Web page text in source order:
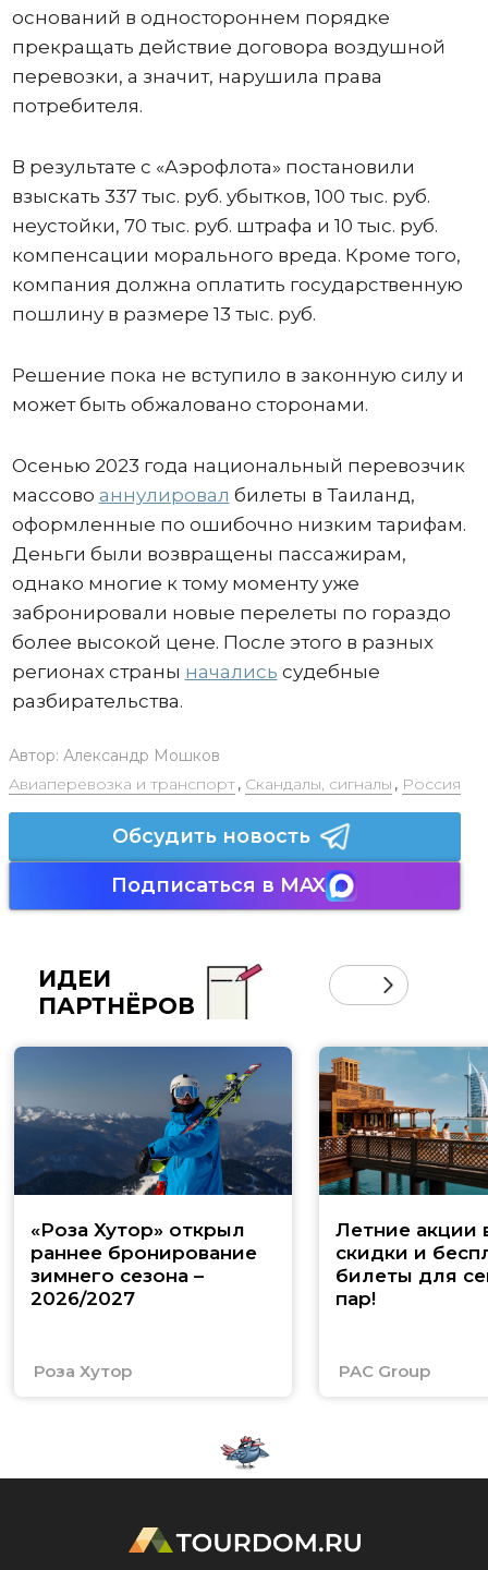
оснований в одностороннем порядке
прекращать действие договора воздушной
перевозки, а значит, нарушила права
потребителя.
В результате с «Аэрофлота» постановили
взыскать 337 тыс. руб. убытков, 100 тыс. руб.
неустойки, 70 тыс. руб. штрафа и 10 тыс. руб.
компенсации морального вреда. Кроме того,
компания должна оплатить государственную
пошлину в размере 13 тыс. руб.
Решение пока не вступило в законную силу и
может быть обжаловано сторонами.
Осенью 2023 года национальный перевозчик
массово аннулировал билеты в Таиланд,
оформленные по ошибочно низким тарифам.
Деньги были возвращены пассажирам,
однако многие к тому моменту уже
забронировали новые перелеты по гораздо
более высокой цене. После этого в разных
регионах страны начались судебные
разбирательства.
Автор: Александр Мошков
Авиаперевозка и транспорт, Скандалы, сигналы , Россия
Обсудить новость
Подписаться в MAX
ИДЕИ
ПАРТНЁРОВ
«Роза Хутор» открыл
раннее бронирование
зимнего сезона –
2026/2027
Роза Хутор
Летние акции
скидки и
билеты для
пар!
PAC Group